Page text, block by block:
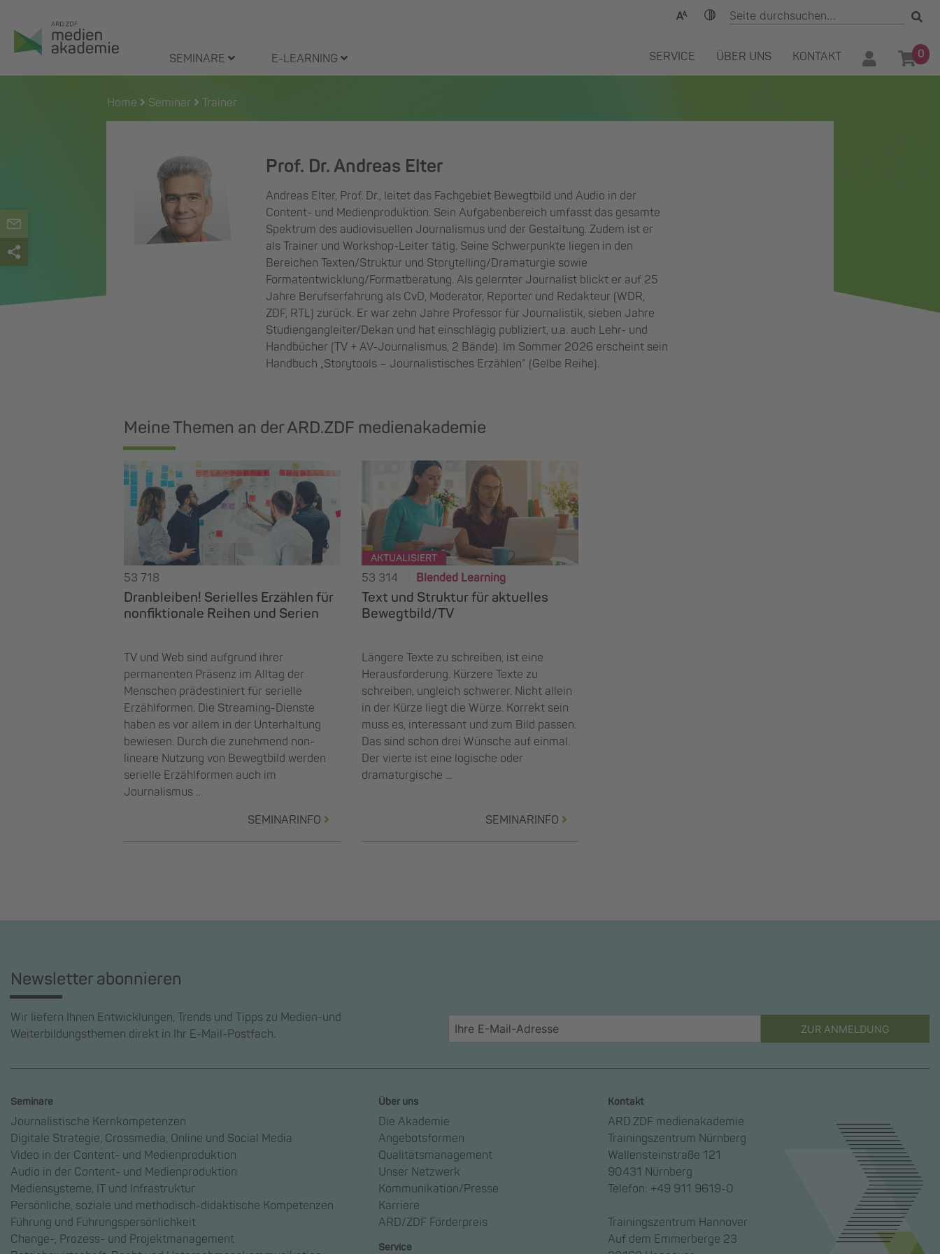
Inhalt
springen
SEMINARE E-LEARNING SERVICE ÜBER UNS KONTAKT 0
Home Seminar Trainer
Prof. Dr. Andreas Elter
Andreas Elter, Prof. Dr., leitet das Fachgebiet Bewegtbild und Audio in der
Content- und Medienproduktion. Sein Aufgabenbereich umfasst das gesamte
Spektrum des audiovisuellen Journalismus und der Gestaltung. Zudem ist er
als Trainer und Workshop-Leiter tätig. Seine Schwerpunkte liegen in den
Bereichen Texten/Struktur und Storytelling/Dramaturgie sowie
Formatentwicklung/Formatberatung. Als gelernter Journalist blickt er auf 25
Jahre Berufserfahrung als CvD, Moderator, Reporter und Redakteur (WDR,
ZDF, RTL) zurück. Er war zehn Jahre Professor für Journalistik, sieben Jahre
Studiengangleiter/Dekan und hat einschlägig publiziert, u.a. auch Lehr- und
Handbücher (TV + AV-Journalismus, 2 Bände). Im Sommer 2026 erscheint sein
Handbuch „Storytools – Journalistisches Erzählen“ (Gelbe Reihe).
Meine Themen an der ARD.ZDF medienakademie
53 718
Dranbleiben! Serielles Erzählen für
nonfiktionale Reihen und Serien
TV und Web sind aufgrund ihrer
permanenten Präsenz im Alltag der
Menschen prädestiniert für serielle
Erzählformen. Die Streaming-Dienste
haben es vor allem in der Unterhaltung
bewiesen. Durch die zunehmend non-
lineare Nutzung von Bewegtbild werden
serielle Erzählformen auch im
Journalismus ...
SEMINARINFO
AKTUALISIERT
53 314 Blended Learning
Text und Struktur für aktuelles
Bewegtbild/TV
Längere Texte zu schreiben, ist eine
Herausforderung. Kürzere Texte zu
schreiben, ungleich schwerer. Nicht allein
in der Kürze liegt die Würze. Korrekt sein
muss es, interessant und zum Bild passen.
Das sind schon drei Wünsche auf einmal.
Der vierte ist eine logische oder
dramaturgische ...
SEMINARINFO
Newsletter abonnieren
Wir liefern Ihnen Entwicklungen, Trends und Tipps zu Medien-und
Weiterbildungsthemen direkt in Ihr E-Mail-Postfach.
ZUR ANMELDUNG
Seminare
Journalistische Kernkompetenzen
Digitale Strategie, Crossmedia, Online und Social Media
Video in der Content- und Medienproduktion
Audio in der Content- und Medienproduktion
Mediensysteme, IT und Infrastruktur
Persönliche, soziale und methodisch-didaktische Kompetenzen
Führung und Führungspersönlichkeit
Change-, Prozess- und Projektmanagement
Über uns
Die Akademie
Angebotsformen
Qualitätsmanagement
Unser Netzwerk
Kommunikation/Presse
Karriere
ARD/ZDF Förderpreis
Service
Kontakt
ARD.ZDF medienakademie
Trainingszentrum Nürnberg
Wallensteinstraße 121
90431 Nürnberg
Telefon: +49 911 9619-0
Trainingszentrum Hannover
Auf dem Emmerberge 23